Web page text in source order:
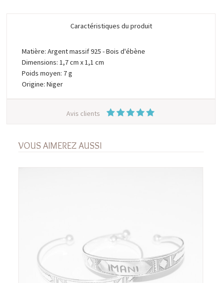
Caractéristiques du produit
Matière: Argent massif 925 - Bois d'ébène
Dimensions: 1,7 cm x 1,1 cm
Poids moyen: 7 g
Origine: Niger
Avis clients
VOUS AIMEREZ AUSSI